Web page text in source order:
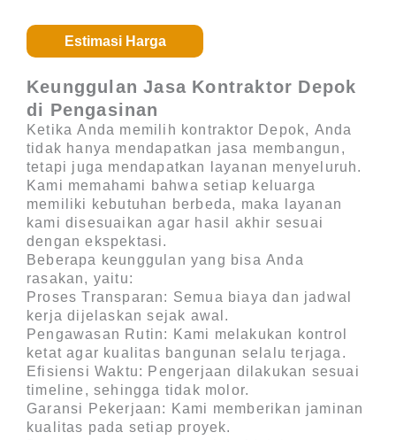
Estimasi Harga
Keunggulan Jasa Kontraktor Depok
di Pengasinan
Ketika Anda memilih kontraktor Depok, Anda
tidak hanya mendapatkan jasa membangun,
tetapi juga mendapatkan layanan menyeluruh.
Kami memahami bahwa setiap keluarga
memiliki kebutuhan berbeda, maka layanan
kami disesuaikan agar hasil akhir sesuai
dengan ekspektasi.
Beberapa keunggulan yang bisa Anda
rasakan, yaitu:
Proses Transparan: Semua biaya dan jadwal
kerja dijelaskan sejak awal.
Pengawasan Rutin: Kami melakukan kontrol
ketat agar kualitas bangunan selalu terjaga.
Efisiensi Waktu: Pengerjaan dilakukan sesuai
timeline, sehingga tidak molor.
Garansi Pekerjaan: Kami memberikan jaminan
kualitas pada setiap proyek.